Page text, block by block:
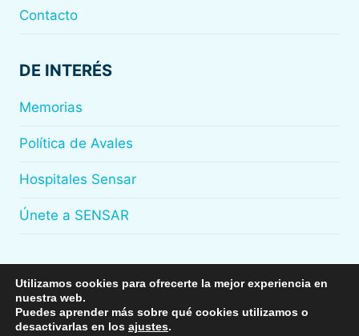
Contacto
DE INTERÉS
Memorias
Política de Avales
Hospitales Sensar
Únete a SENSAR
© 2026Sensar
Utilizamos cookies para ofrecerte la mejor experiencia en
nuestra web.
Puedes aprender más sobre qué cookies utilizamos o
desactivarlas en los ajustes.